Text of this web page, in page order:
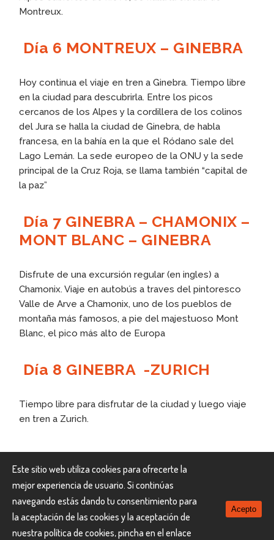
Montreux.
Día 6 MONTREUX – GINEBRA
Hoy continua el viaje en tren a Ginebra. Tiempo libre
en la ciudad para descubrirla. Entre los picos
cercanos de los Alpes y la cordillera de los colinos
del Jura se halla la ciudad de Ginebra, de habla
francesa, en la bahía en la que el Ródano sale del
Lago Lemán. La sede europeo de la ONU y la sede
principal de la Cruz Roja, se llama también “capital de
la paz”
Día 7 GINEBRA – CHAMONIX –
MONT BLANC – GINEBRA
Disfrute de una excursión regular (en ingles) a
Chamonix. Viaje en autobús a traves del pintoresco
Valle de Arve a Chamonix, uno de los pueblos de
montaña más famosos, a pie del majestuoso Mont
Blanc, el pico más alto de Europa
Día 8 GINEBRA -ZURICH
Tiempo libre para disfrutar de la ciudad y luego viaje
en tren a Zurich.
INCLUYE
Este sitio web utiliza cookies para ofrecerte la
mejor experiencia de usuario. Si continúas
navegando estás dando tu consentimiento para
la aceptación de las cookies y la aceptación de
nuestra política de cookies, pincha en el enlace
Acepto